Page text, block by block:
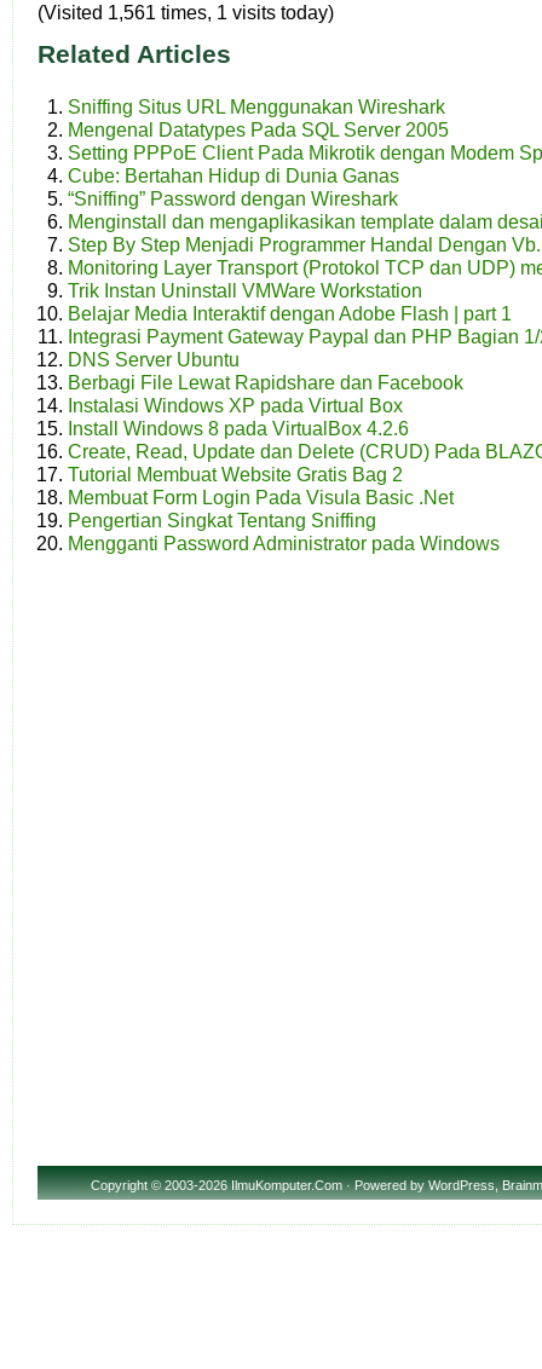
(Visited 1,561 times, 1 visits today)
Related Articles
Sniffing Situs URL Menggunakan Wireshark
Mengenal Datatypes Pada SQL Server 2005
Setting PPPoE Client Pada Mikrotik dengan Modem
Cube: Bertahan Hidup di Dunia Ganas
“Sniffing” Password dengan Wireshark
Menginstall dan mengaplikasikan template dalam
Step By Step Menjadi Programmer Handal Dengan
Monitoring Layer Transport (Protokol TCP dan UDP)
Trik Instan Uninstall VMWare Workstation
Belajar Media Interaktif dengan Adobe Flash | part 1
Integrasi Payment Gateway Paypal dan PHP Bagian
DNS Server Ubuntu
Berbagi File Lewat Rapidshare dan Facebook
Instalasi Windows XP pada Virtual Box
Install Windows 8 pada VirtualBox 4.2.6
Create, Read, Update dan Delete (CRUD) Pada
Tutorial Membuat Website Gratis Bag 2
Membuat Form Login Pada Visula Basic .Net
Pengertian Singkat Tentang Sniffing
Mengganti Password Administrator pada Windows
Copyright© 2003-2026 IlmuKomputer.Com · Powered byWordPress,